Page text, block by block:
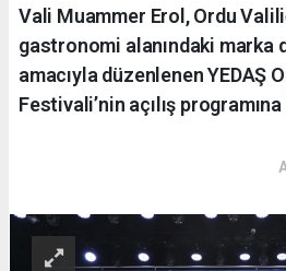
Vali Muammer Erol, Ordu
gastronomi alanındaki marka
amacıyla düzenlenen YEDAŞ
Festivali’nin açılış programına